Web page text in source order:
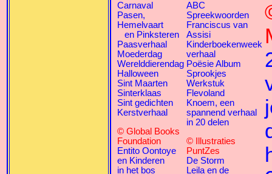
Carnaval
Pasen,
Hemelvaart
en Pinksteren
Paasverhaal
Moederdag
Werelddierendag
Halloween
Sint Maarten
Sinterklaas
Sint gedichten
Kerstverhaal
© Global Books
Foundation
Entito Oontoye
en Kinderen
in het bos
ABC
Spreekwoorden
Franciscus van
Assisi
Kinderboekenweek
verhaal
Poësie Album
Sprookjes
Werkstuk
Flevoland
Knoem, een
spannend verhaal
in 20 delen
© Illustraties
PuntZes
De Storm
Leila en de